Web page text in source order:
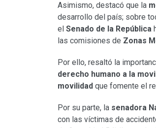
Asimismo, destacó que la
desarrollo del país; sobre
el Senado de la República
las comisiones de Zonas
Por ello, resaltó la
derecho humano a la
movilidad que fomente el
Por su parte, la senadora
con las víctimas de